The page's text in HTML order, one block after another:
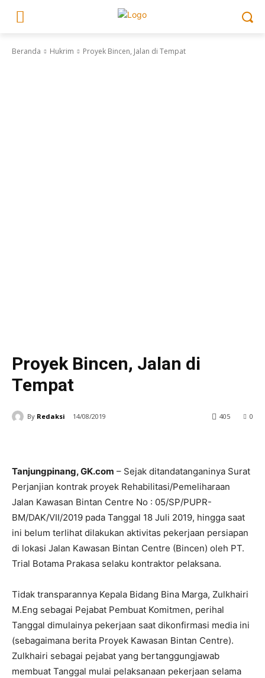
Beranda Hukrim Proyek Bincen, Jalan di Tempat
Proyek Bincen, Jalan di
Tempat
By Redaksi 14/08/2019 0
405
Tanjungpinang, GK.com – Sejak ditandatanganinya Surat
Perjanjian kontrak proyek Rehabilitasi/Pemeliharaan
Jalan Kawasan Bintan Centre No : 05/SP/PUPR-
BM/DAK/VII/2019 pada Tanggal 18 Juli 2019, hingga saat
ini belum terlihat dilakukan aktivitas pekerjaan persiapan
di lokasi Jalan Kawasan Bintan Centre (Bincen) oleh PT.
Trial Botama Prakasa selaku kontraktor pelaksana.
Tidak transparannya Kepala Bidang Bina Marga, Zulkhairi
M.Eng sebagai Pejabat Pembuat Komitmen, perihal
Tanggal dimulainya pekerjaan saat dikonfirmasi media ini
(sebagaimana berita Proyek Kawasan Bintan Centre).
Zulkhairi sebagai pejabat yang bertanggungjawab
membuat Tanggal mulai pelaksanaan pekerjaan selama